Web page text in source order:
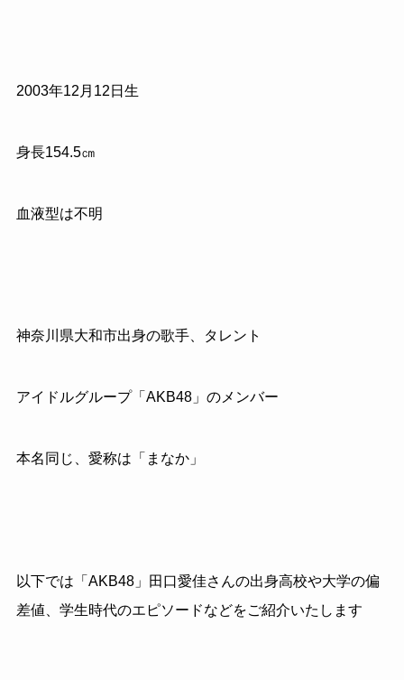
2003年12月12日生
身長154.5㎝
血液型は不明
神奈川県大和市出身の歌手、タレント
アイドルグループ「AKB48」のメンバー
本名同じ、愛称は「まなか」
以下では「AKB48」田口愛佳さんの出身高校や大学の偏
差値、学生時代のエピソードなどをご紹介いたします